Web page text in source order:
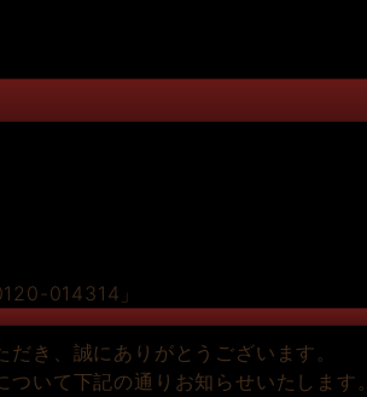
き、誠にありがとうございます。
いて下記の通りお知らせいたします。